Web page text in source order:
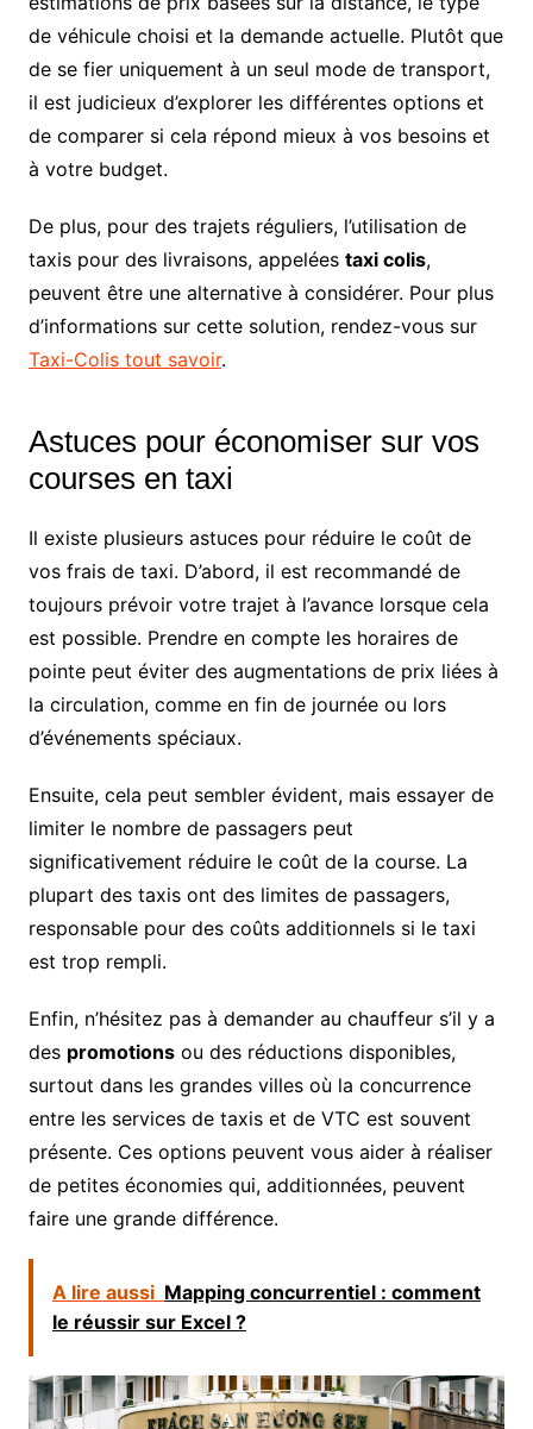
de véhicule choisi et la demande actuelle. Plutôt que
de se fier uniquement à un seul mode de transport,
il est judicieux d’explorer les différentes options et
de comparer si cela répond mieux à vos besoins et
à votre budget.
De plus, pour des trajets réguliers, l’utilisation de
taxis pour des livraisons, appelées taxi colis,
peuvent être une alternative à considérer. Pour plus
d’informations sur cette solution, rendez-vous sur
Taxi-Colis tout savoir.
Astuces pour économiser sur vos
courses en taxi
Il existe plusieurs astuces pour réduire le coût de
vos frais de taxi. D’abord, il est recommandé de
toujours prévoir votre trajet à l’avance lorsque cela
est possible. Prendre en compte les horaires de
pointe peut éviter des augmentations de prix liées à
la circulation, comme en fin de journée ou lors
d’événements spéciaux.
Ensuite, cela peut sembler évident, mais essayer de
limiter le nombre de passagers peut
significativement réduire le coût de la course. La
plupart des taxis ont des limites de passagers,
responsable pour des coûts additionnels si le taxi
est trop rempli.
Enfin, n’hésitez pas à demander au chauffeur s’il y a
des promotionsou des réductions disponibles,
surtout dans les grandes villes où la concurrence
entre les services de taxis et de VTC est souvent
présente. Ces options peuvent vous aider à réaliser
de petites économies qui, additionnées, peuvent
faire une grande différence.
A lire aussi Mapping concurrentiel : comment
le réussir sur Excel ?